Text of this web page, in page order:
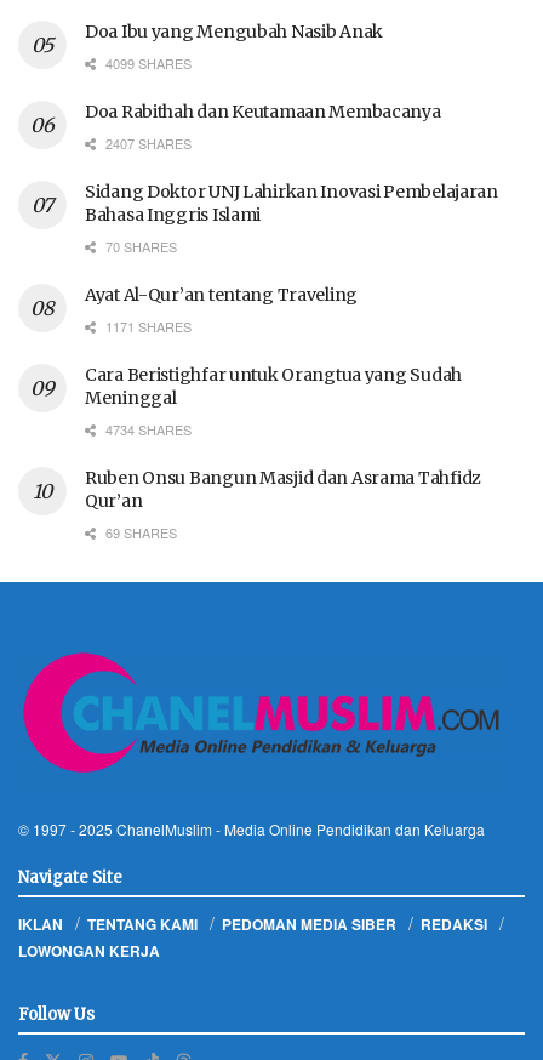
Doa Ibu yang Mengubah Nasib Anak
4099 SHARES
Doa Rabithah dan Keutamaan Membacanya
2407 SHARES
Sidang Doktor UNJ Lahirkan Inovasi Pembelajaran
Bahasa Inggris Islami
70 SHARES
Ayat Al-Qur’an tentang Traveling
1171 SHARES
Cara Beristighfar untuk Orangtua yang Sudah
Meninggal
4734 SHARES
Ruben Onsu Bangun Masjid dan Asrama Tahfidz
Qur’an
69 SHARES
© 1997 - 2025 ChanelMuslim - Media Online Pendidikan dan Keluarga
Navigate Site
IKLAN TENTANG KAMI PEDOMAN MEDIA SIBER
REDAKSI
LOWONGAN KERJA
Follow Us